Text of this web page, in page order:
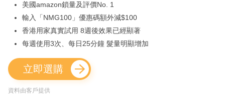
美國amazon鎖量及評價No. 1
輸入「NMG100」優惠碼額外減$100
香港用家真實試用 8週後效果已經顯著
每週使用3次、每日25分鐘 髮量明顯增加
立即選購
資料由客戶提供